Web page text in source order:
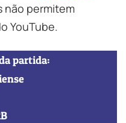
não permitem
YouTube.
partida: